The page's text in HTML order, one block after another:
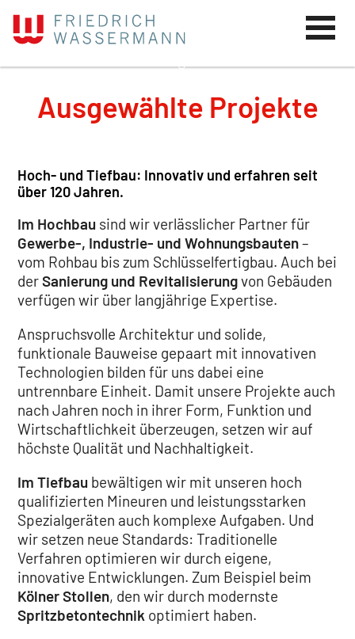
Ausgewählte Projekte
Hoch- und Tiefbau: Innovativ und erfahren seit
über 120 Jahren.
Im Hochbau sind wir verlässlicher Partner für
Gewerbe-, Industrie- und Wohnungsbauten–
vom Rohbau bis zum Schlüsselfertigbau. Auch bei
derSanierung und Revitalisierungvon Gebäuden
verfügen wir über langjährige Expertise.
Anspruchsvolle Architektur und solide,
funktionale Bauweise gepaart mit innovativen
Technologien bilden für uns dabei eine
untrennbare Einheit. Damit unsere Projekte auch
nach Jahren noch in ihrer Form, Funktion und
Wirtschaftlichkeit überzeugen, setzen wir auf
höchste Qualität und Nachhaltigkeit.
Im Tiefbau bewältigen wir mit unseren hoch
qualifizierten Mineuren und leistungsstarken
Spezialgeräten auch komplexe Aufgaben. Und
wir setzen neue Standards: Traditionelle
Verfahren optimieren wir durch eigene,
innovative Entwicklungen. Zum Beispiel beim
Kölner Stollen, den wir durch modernste
Spritzbetontechnik optimiert haben.